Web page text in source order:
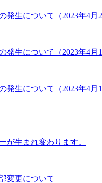
発生について（2023年4月
発生について（2023年4月
発生について（2023年4月
が生まれ変わります。
変更について